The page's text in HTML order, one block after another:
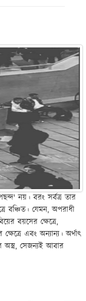
নয়। বরং সর্বত্র তার
বঞ্চিত। যেমন, অপরাধী
বয়সের ক্ষেত্রে,
এবং অন্যান্য। অর্থাৎ
অস্ত্র, সেজন্যই আবার